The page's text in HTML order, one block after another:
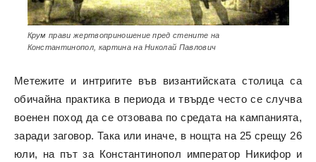
Крум прави жертвоприношение пред стените на
Константинопол, картина на Николай Павлович
Метежите и интригите във византийската столица са
обичайна практика в периода и твърде често се случва
военен поход да се отзовава по средата на кампанията,
заради заговор. Така или иначе, в нощта на 25 срещу 26
юли, на път за Константинопол император Никифор и